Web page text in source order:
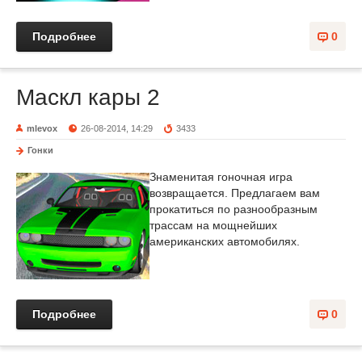
0
Подробнее
Маскл кары 2
mlevox 26-08-2014, 14:29 3433
Гонки
Знаменитая гоночная игра
возвращается. Предлагаем вам
прокатиться по разнообразным
трассам на мощнейших
американских автомобилях.
0
Подробнее